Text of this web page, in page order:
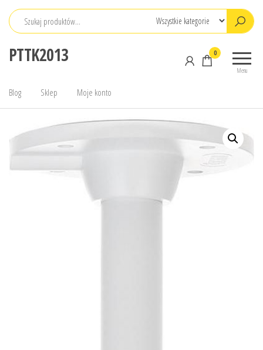
Przejdź
PTTK2013
Menu
0
Blog Sklep Moje konto